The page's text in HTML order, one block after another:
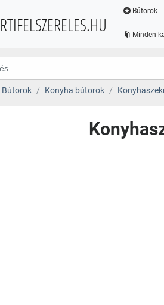
Bútorok
Minden
Bútorok Konyha bútorok